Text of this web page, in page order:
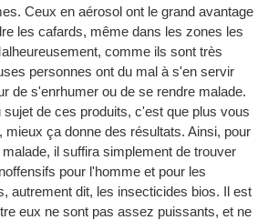
Ceux en aérosol ont le grand avantage
les cafards, même dans les zones les
comme ils sont très
personnes ont du mal à s'en servir
de s'enrhumer ou de se rendre malade.
de ces produits, c'est que plus vous
mieux ça donne des résultats. Ainsi, pour
il suffira simplement de trouver
pour l'homme et pour les
autrement dit, les insecticides bios. Il est
eux ne sont pas assez puissants, et ne